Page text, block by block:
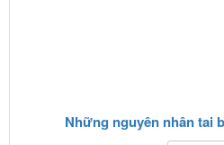
Những nguyên nhân tai